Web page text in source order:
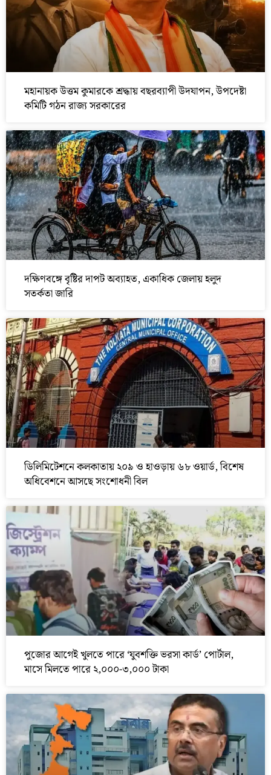
মহানায়ক উত্তম কুমারকে শ্রদ্ধায় বছরব্যাপী উদযাপন, উপদেষ্টা
কমিটি গঠন রাজ্য সরকারের
দক্ষিণবঙ্গে বৃষ্টির দাপট অব্যাহত, একাধিক জেলায় হলুদ
সতর্কতা জারি
ডিলিমিটেশনে কলকাতায় ২০৯ ও হাওড়ায় ৬৮ ওয়ার্ড, বিশেষ
অধিবেশনে আসছে সংশোধনী বিল
পুজোর আগেই খুলতে পারে ‘যুবশক্তি ভরসা কার্ড’ পোর্টাল,
মাসে মিলতে পারে ২,০০০-৩,০০০ টাকা